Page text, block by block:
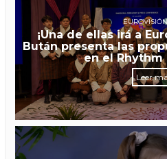
¡Una de ellas irá a
Bután presenta las
en el Rhythm
Leer